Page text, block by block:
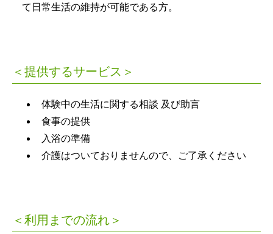
て日常生活の維持が可能である方。
＜提供するサービス＞
体験中の生活に関する相談 及び助言
食事の提供
入浴の準備
介護はついておりませんので、ご了承ください
＜利用までの流れ＞